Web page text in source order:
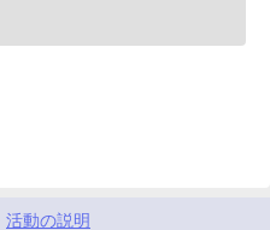
活動の説明